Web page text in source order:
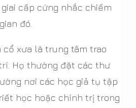
cấp cứng nhắc chiếm
đó.
cổ xưa là trung tâm trao
Họ thường đặt các thư
nơi các học giả tụ tập
học hoặc chính trị trong